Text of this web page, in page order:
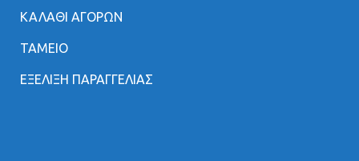
ΚΑΛΑΘΙ ΑΓΟΡΩΝ
ΤΑΜΕΙΟ
ΕΞΕΛΙΞΗ ΠΑΡΑΓΓΕΛΙΑΣ